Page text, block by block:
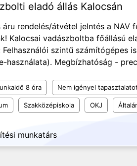
eladó állás Kalocsán
áru rendelés/átvétel jelntés a NAV
Kalocsai vadászboltba főállású
Felhasználói szintű számítógépes
használata). Megbízhatóság -
8 óra Nem igényel tapasztalatot
Szakközépiskola OKJ
munkatárs